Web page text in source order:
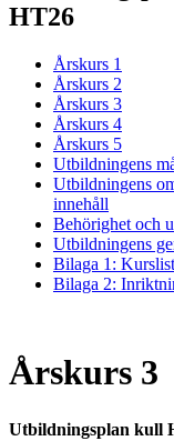
HT26
Årskurs 1
Årskurs 2
Årskurs 3
Årskurs 4
Årskurs 5
Utbildningens
Utbildningens
innehåll
Behörighet och
Utbildningens
Bilaga 1:
Bilaga 2:
Årskurs 3
Utbildningsplan kull